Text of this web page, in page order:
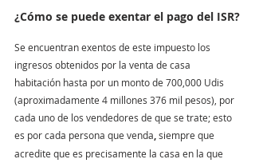
¿Cómo se puede exentar el pago del ISR?
Se encuentran exentos de este impuesto los
ingresos obtenidos por la venta de casa
habitación hasta por un monto de 700,000 Udis
(aproximadamente 4 millones 376 mil pesos), por
cada uno de los vendedores de que se trate; esto
es por cada persona que venda, siempre que
acredite que es precisamente la casa en la que